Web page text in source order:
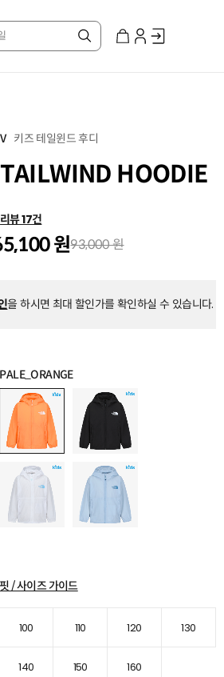
키즈 테일윈드 후디
HOODIE
리뷰 17건
원93,000 원
을 하시면 최대 할인가를 확인하실 수 있습니다.
PALE_ORANGE
핏 / 사이즈 가이드
100 110 120 130
140 150 160